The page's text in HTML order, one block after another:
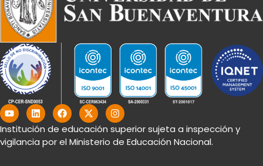
Y
o
u
t
u
L
i
n
k
e
F
a
c
e
b
X
-
t
w
i
I
n
s
t
a
Institución de educación superior sujeta a inspección y
vigilancia por el Ministerio de Educación Nacional.